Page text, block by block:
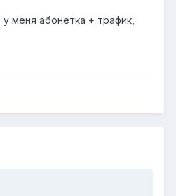
меня абонетка + трафик,